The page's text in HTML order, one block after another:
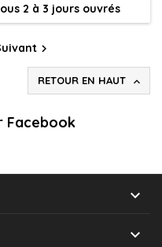
2 à 3 jours ouvrés

RETOUR EN HAUT 
Facebook

